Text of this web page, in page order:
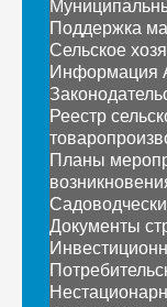
Поддержка
Сельское
Информация
Реестр
Планы
Документы